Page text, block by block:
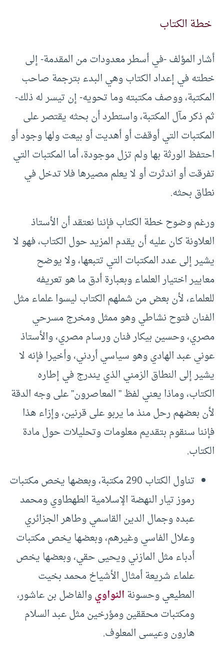
خطة الكتاب
أشار المؤلف -في أسطر معدودات من المقدمة- إلى
خطته في إعداد الكتاب وهي البدء بترجمة صاحب
المكتبة، ووصف مكتبته وما تحويه- إن تيسر له ذلك-
ثم ذكر مآل المكتبة، واستطرد أن بحثه يقتصر على
المكتبات التي أوقفت أو أهديت أو بيعت ولها وجود أو
احتفظ الورثة بها ولم تزل موجودة، أما المكتبات التي
تفرقت أو اندثرت أو لا يعلم مصيرها فلا تدخل في
نطاق بحثه.
ورغم وضوح خطة الكتاب فإننا نعتقد أن الأستاذ
العلاونة كان عليه أن يقدم المزيد حول الكتاب، فهو لا
يشير إلى عدد المكتبات التي تتبعها، ولا يوضح
معايير اختيار العلماء وبعبارة أدق ما هو تعريفه
للعلماء، لأن بعض من شملهم الكتاب ليسوا علماء مثل
الفنان فتوح نشاطي وهو ممثل ومخرج مسرحي
مصري، وحسين بيكار فنان ورسام مصري، والأستاذ
عوني عبد الهادي وهو سياسي أردني، وأخيرا فإنه لا
يشير إلى النطاق الزمني الذي يندرج في إطاره
الكتاب، وماذا يعني لفظ ” المعاصرون” على وجه الدقة
لأن بعضهم رحل منذ ما يربو على قرنين، وإزاء هذا
فإننا سنقوم بتقديم معلومات وتحليلات حول مادة
الكتاب.
تناول الكتاب 290 مكتبة، وبعضها يخص مكتبات
رموز تيار النهضة الإسلامية الطهطاوي ومحمد
عبده وجمال الدين القاسمي وطاهر الجزائري
وعلال الفاسي وغيرهم، وبعضها يخص مكتبات
أدباء مثل المازني ويحيى حقي، وبعضها يخص
علماء شريعة أمثال الأشياخ محمد بخيت
المطيعي وحسونةالنواويوالفاضل بن عاشور،
ومكتبات محققين ومؤرخين مثل عبد السلام
هارون وعيسى المعلوف.